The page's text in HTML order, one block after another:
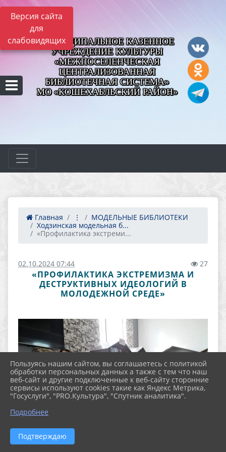
Версия сайта
для
слабовидящихМУНИЦИПАЛЬНОЕ КАЗЕННОЕ
УЧРЕЖДЕНИЕ КУЛЬТУРЫ
«МЕЖПОСЕЛЕНЧЕСКАЯ
ЦЕНТРАЛИЗОВАННАЯ
БИБЛИОТЕЧНАЯ СИСТЕМА»
МО «КОШЕХАБЛЬСКИЙ РАЙОН»
Главная ⋮
МОДЕЛЬНЫЕ БИБЛИОТЕКИ
Ходзинская модельная б...
«Профилактика экстреми...
02.10.2024 07:44 27
«ПРОФИЛАКТИКА ЭКСТРЕМИЗМА И
ДЕСТРУКТИВНЫХ ИДЕОЛОГИЙ В
МОЛОДЕЖНОЙ СРЕДЕ»
Пользуясь нашим сайтом, вы соглашаетесь с политикой
обработки персональных данных а также с тем что наш
веб-сайт и другие подключенные к веб-сайту сторонние
сервисы используют cookies такие как Яндекс Метрика,
"Госуслуги", "PRO.Культура", "Спутник аналитика".
Подробнее
Подтверждаю